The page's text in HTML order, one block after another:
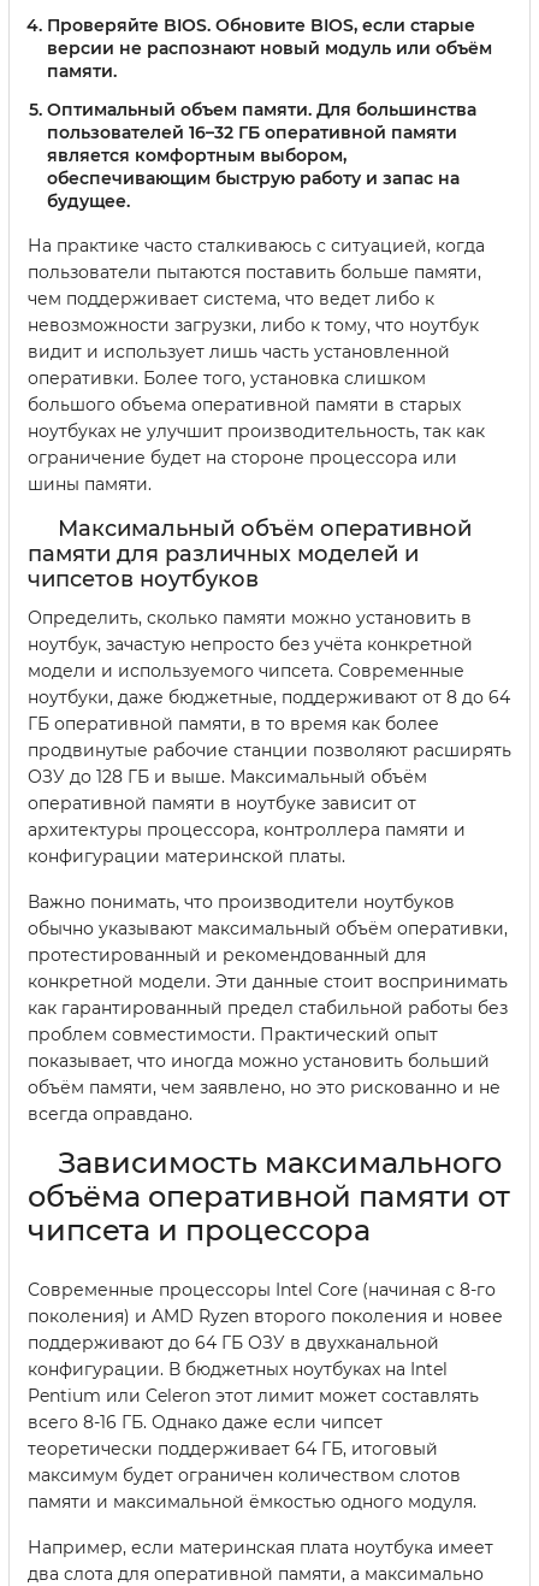
Проверяйте BIOS. Обновите BIOS, если старые
версии не распознают новый модуль или объём
памяти.
Оптимальный объем памяти. Для большинства
пользователей 16–32 ГБ оперативной памяти
является комфортным выбором,
обеспечивающим быструю работу и запас на
будущее.
На практике часто сталкиваюсь с ситуацией, когда
пользователи пытаются поставить больше памяти,
чем поддерживает система, что ведет либо к
невозможности загрузки, либо к тому, что ноутбук
видит и использует лишь часть установленной
оперативки. Более того, установка слишком
большого объема оперативной памяти в старых
ноутбуках не улучшит производительность, так как
ограничение будет на стороне процессора или
шины памяти.
Максимальный объём оперативной
памяти для различных моделей и
чипсетов ноутбуков
Определить, сколько памяти можно установить в
ноутбук, зачастую непросто без учёта конкретной
модели и используемого чипсета. Современные
ноутбуки, даже бюджетные, поддерживают от 8 до 64
ГБ оперативной памяти, в то время как более
продвинутые рабочие станции позволяют расширять
ОЗУ до 128 ГБ и выше. Максимальный объём
оперативной памяти в ноутбуке зависит от
архитектуры процессора, контроллера памяти и
конфигурации материнской платы.
Важно понимать, что производители ноутбуков
обычно указывают максимальный объём оперативки,
протестированный и рекомендованный для
конкретной модели. Эти данные стоит воспринимать
как гарантированный предел стабильной работы без
проблем совместимости. Практический опыт
показывает, что иногда можно установить больший
объём памяти, чем заявлено, но это рискованно и не
всегда оправдано.
Зависимость максимального
объёма оперативной памяти от
чипсета и процессора
Современные процессоры Intel Core (начиная с 8-го
поколения) и AMD Ryzen второго поколения и новее
поддерживают до 64 ГБ ОЗУ в двухканальной
конфигурации. В бюджетных ноутбуках на Intel
Pentium или Celeron этот лимит может составлять
всего 8-16 ГБ. Однако даже если чипсет
теоретически поддерживает 64 ГБ, итоговый
максимум будет ограничен количеством слотов
памяти и максимальной ёмкостью одного модуля.
Например, если материнская плата ноутбука имеет
два слота для оперативной памяти, а максимально